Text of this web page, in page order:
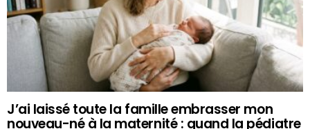
J’ai laissé toute la famille embrasser mon
nouveau-né à la maternité : quand la pédiatre